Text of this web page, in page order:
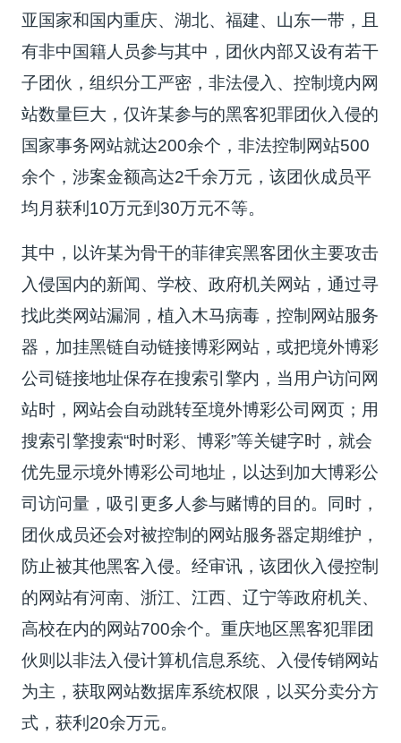
亚国家和国内重庆、湖北、福建、山东一带，且
有非中国籍人员参与其中，团伙内部又设有若干
子团伙，组织分工严密，非法侵入、控制境内网
站数量巨大，仅许某参与的黑客犯罪团伙入侵的
国家事务网站就达200余个，非法控制网站500
余个，涉案金额高达2千余万元，该团伙成员平
均月获利10万元到30万元不等。
其中，以许某为骨干的菲律宾黑客团伙主要攻击
入侵国内的新闻、学校、政府机关网站，通过寻
找此类网站漏洞，植入木马病毒，控制网站服务
器，加挂黑链自动链接博彩网站，或把境外博彩
公司链接地址保存在搜索引擎内，当用户访问网
站时，网站会自动跳转至境外博彩公司网页；用
搜索引擎搜索“时时彩、博彩”等关键字时，就会
优先显示境外博彩公司地址，以达到加大博彩公
司访问量，吸引更多人参与赌博的目的。同时，
团伙成员还会对被控制的网站服务器定期维护，
防止被其他黑客入侵。经审讯，该团伙入侵控制
的网站有河南、浙江、江西、辽宁等政府机关、
高校在内的网站700余个。重庆地区黑客犯罪团
伙则以非法入侵计算机信息系统、入侵传销网站
为主，获取网站数据库系统权限，以买分卖分方
式，获利20余万元。